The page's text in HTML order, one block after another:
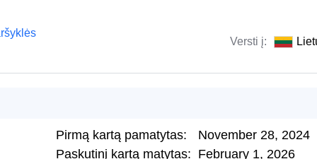
Versti į:
Pirmą kartą pamatytas:
November 28, 2024
Paskutinį kartą matytas: February 1, 2026